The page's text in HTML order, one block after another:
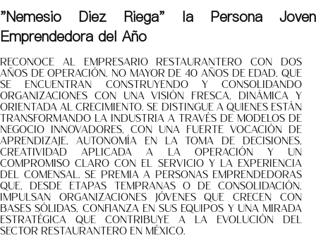
"Nemesio Diez Riega" la Persona Joven
Emprendedora del Año
Reconoce al empresario restaurantero con dos
años de operación, no mayor de 40 años de edad, que
se encuentran construyendo y consolidando
organizaciones con una visión fresca, dinámica y
orientada al crecimiento. Se distingue a quienes están
transformando la industria a través de modelos de
negocio innovadores, con una fuerte vocación de
aprendizaje, autonomía en la toma de decisiones,
creatividad aplicada a la operación y un
compromiso claro con el servicio y la experiencia
del comensal. Se premia a personas emprendedoras
que, desde etapas tempranas o de consolidación,
impulsan organizaciones jóvenes que crecen con
bases sólidas, confianza en sus equipos y una mirada
estratégica que contribuye a la evolución del
sector restaurantero en México.